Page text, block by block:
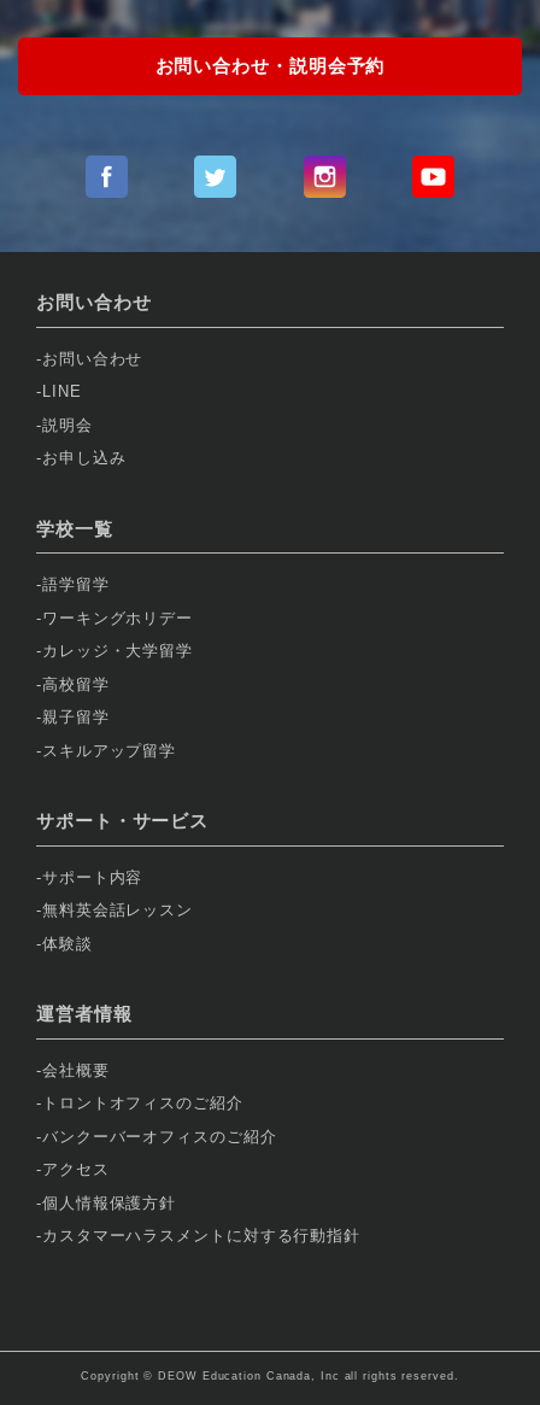
お問い合わせ・説明会予約
お問い合わせ
お問い合わせ
LINE
説明会
お申し込み
学校一覧
語学留学
ワーキングホリデー
カレッジ・大学留学
高校留学
親子留学
スキルアップ留学
サポート・サービス
サポート内容
無料英会話レッスン
体験談
運営者情報
会社概要
トロントオフィスのご紹介
バンクーバーオフィスのご紹介
アクセス
個人情報保護方針
カスタマーハラスメントに対する行動指針
Copyright © DEOW Education Canada, Inc all rights reserved.